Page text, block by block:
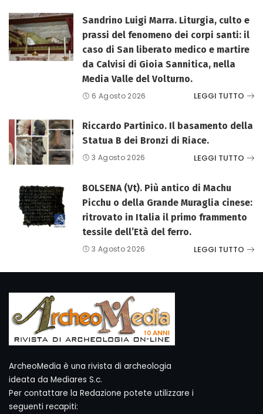
Sandrino Luigi Marra. Liturgia, culto e
prassi del fenomeno dei corpi santi: il
caso di San liberato medico e martire
da Calvisi di Gioia Sannitica, nella
Media Valle del Volturno.
6 Agosto 2026 LEGGI TUTTO
Riccardo Partinico. Il basamento della
Statua B dei Bronzi di Riace.
3 Agosto 2026 LEGGI TUTTO
BOLSENA (Vt). Più antico di Machu
Picchu o della Grande Muraglia cinese:
ritrovato in Italia il primo frammento
tessile dell’Età del ferro.
3 Agosto 2026 LEGGI TUTTO
ArcheoMedia è una rivista di archeologia
ideata da Mediares S.c.
Per contattare la Redazione potete utilizzare i
seguenti recapiti: